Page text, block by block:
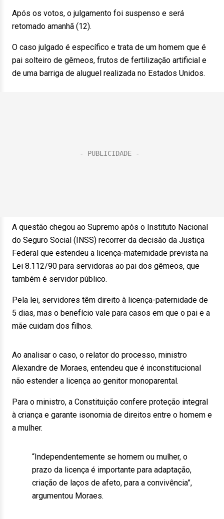
Após os votos, o julgamento foi suspenso e será
retomado amanhã (12).
O caso julgado é específico e trata de um homem que é
pai solteiro de gêmeos, frutos de fertilização artificial e
de uma barriga de aluguel realizada no Estados Unidos.
A questão chegou ao Supremo após o Instituto Nacional
do Seguro Social (INSS) recorrer da decisão da Justiça
Federal que estendeu a licença-maternidade prevista na
Lei 8.112/90 para servidoras ao pai dos gêmeos, que
também é servidor público.
Pela lei, servidores têm direito à licença-paternidade de
5 dias, mas o benefício vale para casos em que o pai e a
mãe cuidam dos filhos.
Ao analisar o caso, o relator do processo, ministro
Alexandre de Moraes, entendeu que é inconstitucional
não estender a licença ao genitor monoparental.
Para o ministro, a Constituição confere proteção integral
à criança e garante isonomia de direitos entre o homem e
a mulher.
“Independentemente se homem ou mulher, o
prazo da licença é importante para adaptação,
criação de laços de afeto, para a convivência”,
argumentou Moraes.